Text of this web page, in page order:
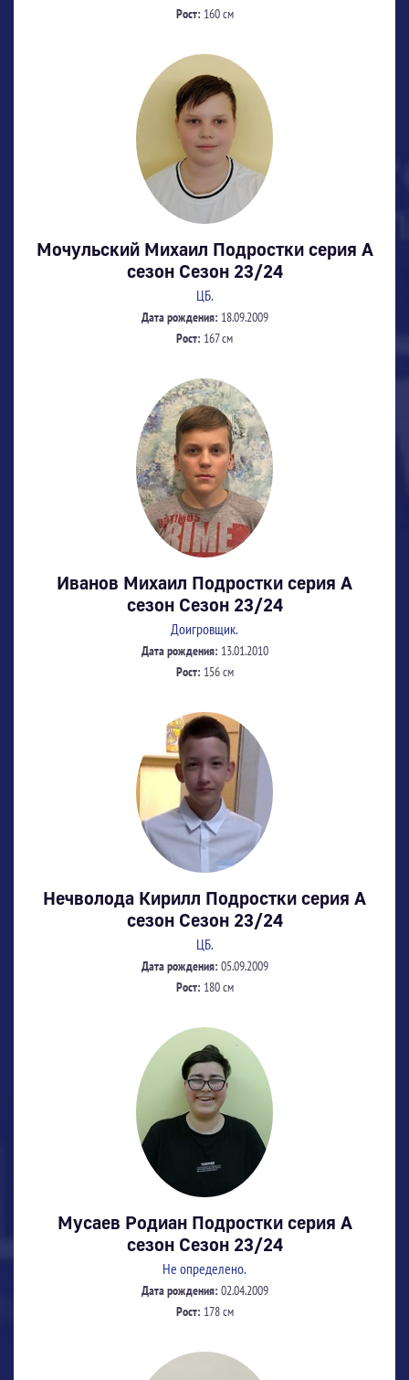
Рост: 160 см
Мочульский Михаил Подростки серия А
сезон Сезон 23/24
ЦБ.
Дата рождения: 18.09.2009
Рост: 167 см
Иванов Михаил Подростки серия А
сезон Сезон 23/24
Доигровщик.
Дата рождения: 13.01.2010
Рост: 156 см
Нечволода Кирилл Подростки серия А
сезон Сезон 23/24
ЦБ.
Дата рождения: 05.09.2009
Рост: 180 см
Мусаев Родиан Подростки серия А
сезон Сезон 23/24
Не определено.
Дата рождения: 02.04.2009
Рост: 178 см